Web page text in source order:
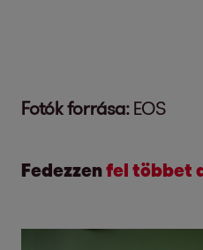
Fotók forrása: EOS
Fedezzenfel többet